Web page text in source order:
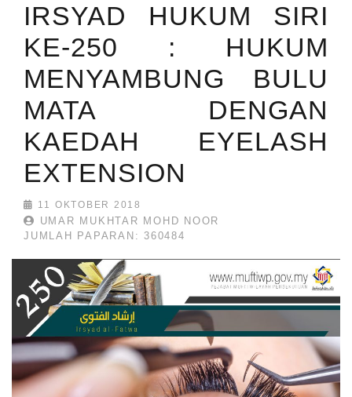
IRSYAD HUKUM SIRI
KE-250 : HUKUM
MENYAMBUNG BULU
MATA DENGAN
KAEDAH EYELASH
EXTENSION
11 OKTOBER 2018
UMAR MUKHTAR MOHD NOOR
JUMLAH PAPARAN: 360484